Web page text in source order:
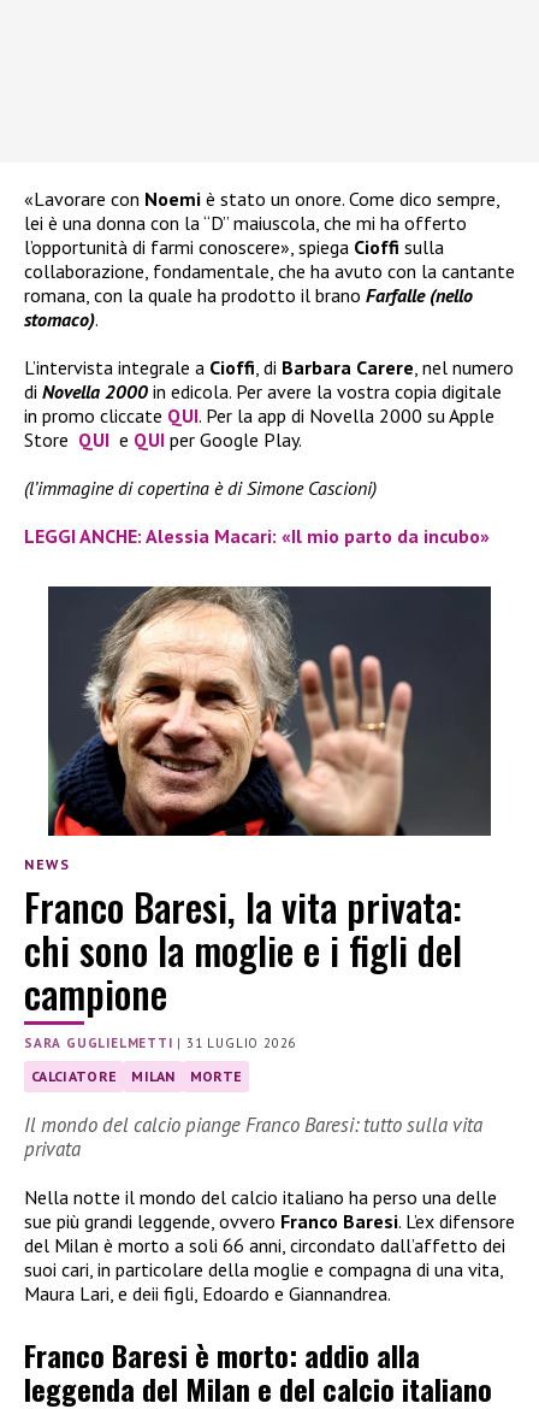
«Lavorare con Noemi è stato un onore. Come dico sempre,
lei è una donna con la “D” maiuscola, che mi ha offerto
l’opportunità di farmi conoscere», spiega Cioffi sulla
collaborazione, fondamentale, che ha avuto con la cantante
romana, con la quale ha prodotto il brano Farfalle (nello
stomaco).
L’intervista integrale a Cioffi, di Barbara Carere, nel numero
di Novella 2000 in edicola. Per avere la vostra copia digitale
in promo cliccate QUI. Per la app di Novella 2000 su Apple
Store QUI e QUI per Google Play.
(l’immagine di copertina è di Simone Cascioni)
LEGGI ANCHE: Alessia Macari: «Il mio parto da incubo»
NEWS
Franco Baresi, la vita privata:
chi sono la moglie e i figli del
campione
SARA GUGLIELMETTI |31 LUGLIO 2026
CALCIATORE MILAN MORTE
Il mondo del calcio piange Franco Baresi: tutto sulla vita
privata
Nella notte il mondo del calcio italiano ha perso una delle
sue più grandi leggende, ovvero Franco Baresi. L’ex difensore
del Milan è morto a soli 66 anni, circondato dall’affetto dei
suoi cari, in particolare della moglie e compagna di una vita,
Maura Lari, e deii figli, Edoardo e Giannandrea.
Franco Baresi è morto: addio alla
leggenda del Milan e del calcio italiano